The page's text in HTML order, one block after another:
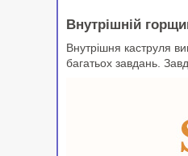
Внутрішній
Внутрішня каструля
багатьох завдань.